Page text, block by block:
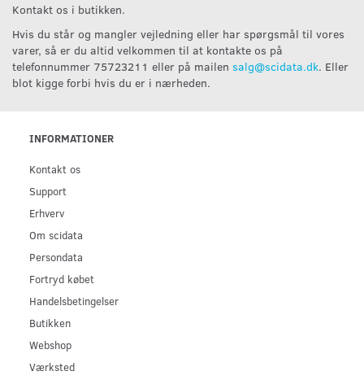
Kontakt os i butikken.
Hvis du står og mangler vejledning eller har spørgsmål til vores
varer, så er du altid velkommen til at kontakte os på
telefonnummer 75723211 eller på mailen salg@scidata.dk. Eller
blot kigge forbi hvis du er i nærheden.
INFORMATIONER
Kontakt os
Support
Erhverv
Om scidata
Persondata
Fortryd købet
Handelsbetingelser
Butikken
Webshop
Værksted